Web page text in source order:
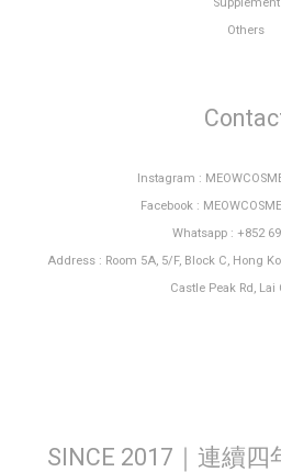
Others
Instagram :
Facebook :
Whatsapp : +852
Address : Room 5A, 5/F, Block C, Hong
Castle Peak Rd, Lai
SINCE 2017｜連續